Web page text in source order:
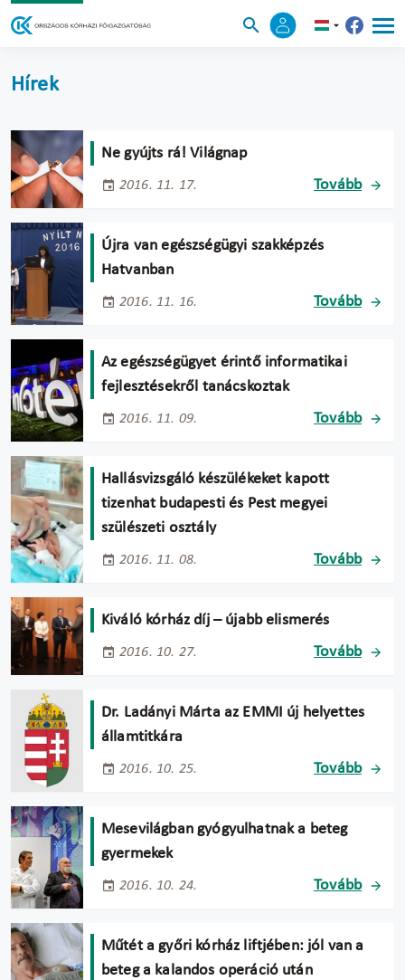
Hírek
Ne gyújts rá! Világnap
2016. 11. 17. Tovább
Újra van egészségügyi szakképzés
Hatvanban
2016. 11. 16. Tovább
Az egészségügyet érintő informatikai
fejlesztésekről tanácskoztak
2016. 11. 09. Tovább
Hallásvizsgáló készülékeket kapott
tizenhat budapesti és Pest megyei
szülészeti osztály
2016. 11. 08. Tovább
Kiváló kórház díj – újabb elismerés
2016. 10. 27. Tovább
Dr. Ladányi Márta az EMMI új helyettes
államtitkára
2016. 10. 25. Tovább
Mesevilágban gyógyulhatnak a beteg
gyermekek
2016. 10. 24. Tovább
Műtét a győri kórház liftjében: jól van a
beteg a kalandos operáció után